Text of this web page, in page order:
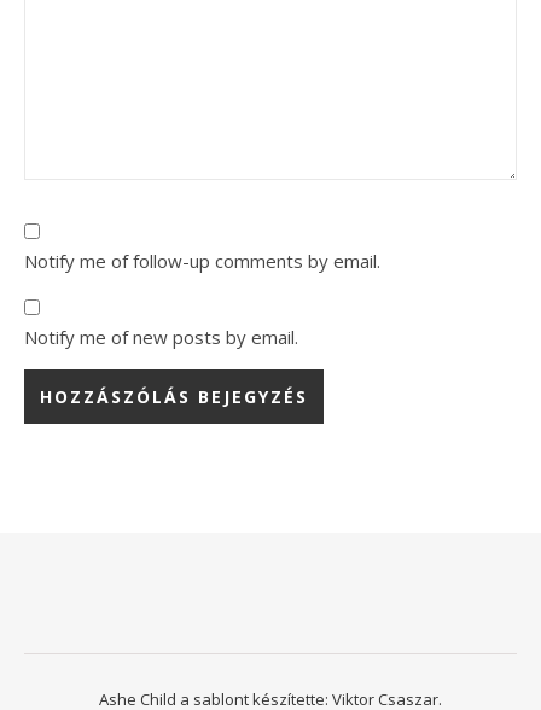
Notify me of follow-up comments by email.
Notify me of new posts by email.
Ashe Child a sablont készítette: Viktor Csaszar.